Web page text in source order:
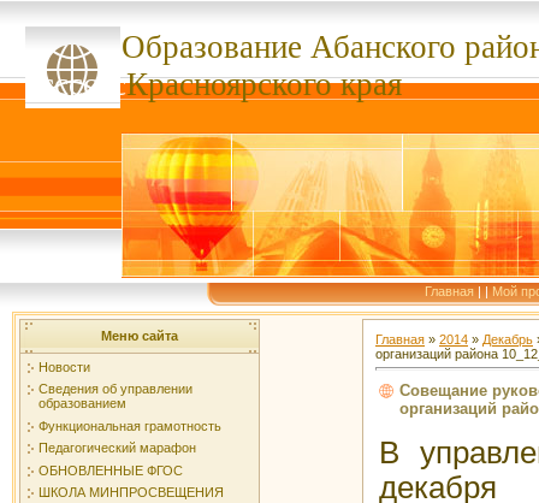
Образование Абанского
сссссссКрасноярского края
Главная | | Мой
Меню сайта
Новости
Сведения об управлении
образованием
Функциональная грамотность
Педагогический марафон
ОБНОВЛЕННЫЕ ФГОС
ШКОЛА МИНПРОСВЕЩЕНИЯ
Главная » 2014 » Декабрь
организаций района
Совещание
организаций
В